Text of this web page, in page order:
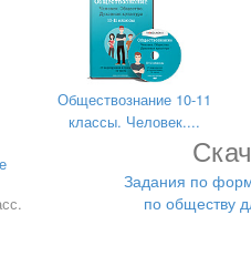
и эрудированным;
новую информацию;
умение самостоятельно
Обществознание 10-11
классы. Человек....
Задания по
по обществу